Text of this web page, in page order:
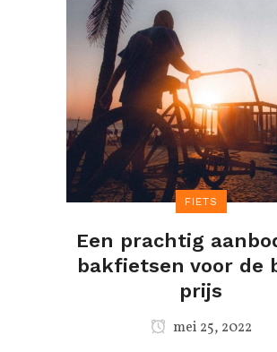
FIETS
Een prachtig
bakfietsen voor de
prijs
mei 25, 2022